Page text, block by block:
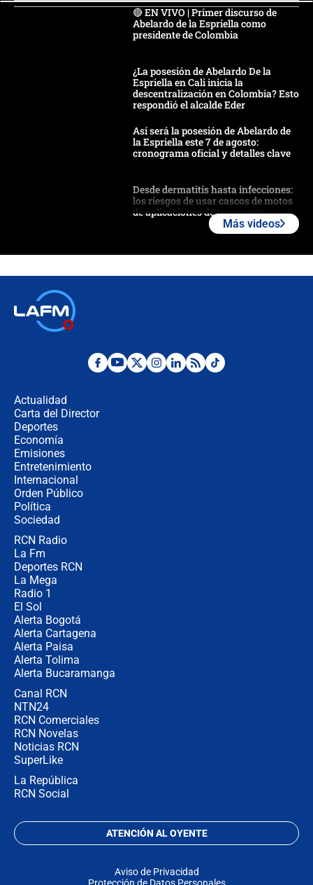
🔴 EN VIVO | Primer discurso de
Abelardo de la Espriella como
presidente de Colombia
¿La posesión de Abelardo De la
Espriella en Cali inicia la
descentralización en Colombia? Esto
respondió el alcalde Eder
Así será la posesión de Abelardo de
la Espriella este 7 de agosto:
cronograma oficial y detalles clave
Desde dermatitis hasta infecciones:
los riesgos de usar cascos de motos
de aplicaciones de transporte
Posesión de Abelardo De La Espriella
Más videos
Actualidad
Carta del Director
Deportes
Economía
Emisiones
Entretenimiento
Internacional
Orden Público
Política
Sociedad
RCN Radio
La Fm
Deportes RCN
La Mega
Radio 1
El Sol
Alerta Bogotá
Alerta Cartagena
Alerta Paisa
Alerta Tolima
Alerta Bucaramanga
Canal RCN
NTN24
RCN Comerciales
RCN Novelas
Noticias RCN
SuperLike
La República
RCN Social
ATENCIÓN AL OYENTE
Aviso de Privacidad
Protección de Datos Personales